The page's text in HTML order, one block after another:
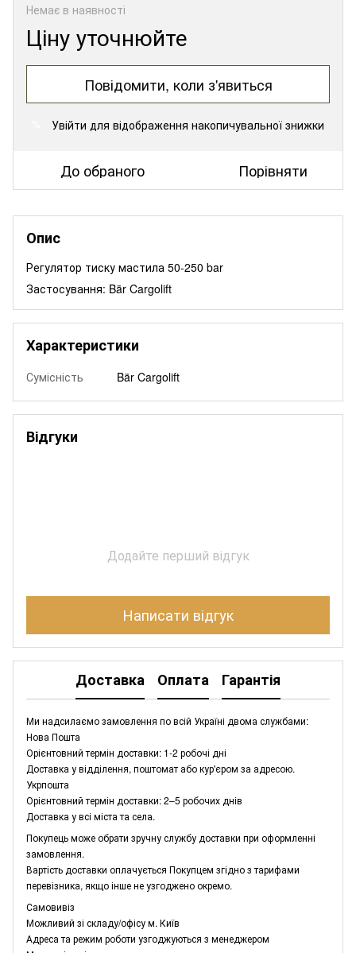
Немає в наявності
Ціну уточнюйте
Повідомити, коли з'явиться
Увійти для відображення накопичувальної знижки
До обраного Порівняти
Опис
Регулятор тиску мастила 50-250 bar
Застосування: Bär Cargolift
Характеристики
Сумісність Bär Cargolift
Відгуки
Додайте перший відгук
Написати відгук
Доставка Оплата Гарантія
Ми надсилаємо замовлення по всій Україні двома службами:
Нова Пошта
Орієнтовний термін доставки: 1-2 робочі дні
Доставка у відділення, поштомат або кур'єром за адресою.
Укрпошта
Орієнтовний термін доставки: 2–5 робочих днів
Доставка у всі міста та села.
Покупець може обрати зручну службу доставки при оформленні
замовлення.
Вартість доставки оплачується Покупцем згідно з тарифами
перевізника, якщо інше не узгоджено окремо.
Самовивіз
Можливий зі складу/офісу м. Київ
Адреса та режим роботи узгоджуються з менеджером